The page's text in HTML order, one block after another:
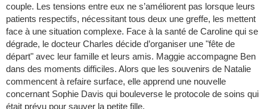
couple. Les tensions entre eux ne s’améliorent pas lorsque leurs
patients respectifs, nécessitant tous deux une greffe, les mettent
face à une situation complexe. Face à la santé de Caroline qui se
dégrade, le docteur Charles décide d’organiser une "fête de
départ" avec leur famille et leurs amis. Maggie accompagne Ben
dans des moments difficiles. Alors que les souvenirs de Natalie
commencent à refaire surface, elle apprend une nouvelle
concernant Sophie Davis qui bouleverse le protocole de soins qui
était prévu pour sauver la petite fille.